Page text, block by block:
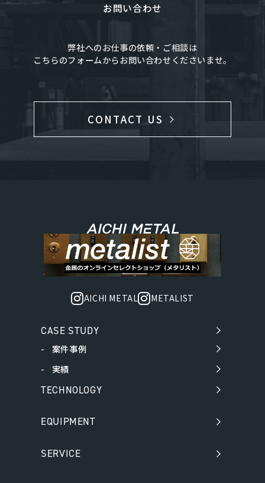
お問い合わせ
弊社へのお仕事の依頼・ご相談は
こちらのフォームからお問い合わせくださいませ。
CONTACT US
AICHI METAL METALIST
CASE STUDY
案件事例
実績
TECHNOLOGY
EQUIPMENT
SERVICE